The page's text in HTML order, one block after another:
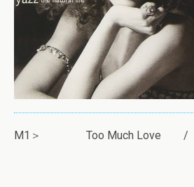
M1＞ Too Much Love /